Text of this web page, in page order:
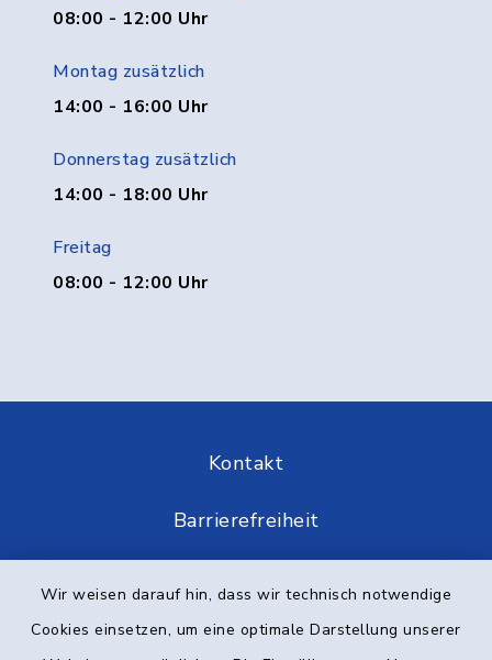
Wir weisen darauf hin, dass wir technisch notwendige
Cookies einsetzen, um eine optimale Darstellung unserer
08:00 - 12:00 Uhr
Montag zusätzlich
14:00 - 16:00 Uhr
Donnerstag zusätzlich
14:00 - 18:00 Uhr
Freitag
08:00 - 12:00 Uhr
Kontakt
Barrierefreiheit
Impressum